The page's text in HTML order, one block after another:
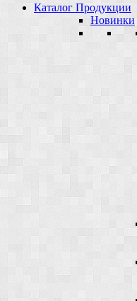
Каталог Продукции
Новинки